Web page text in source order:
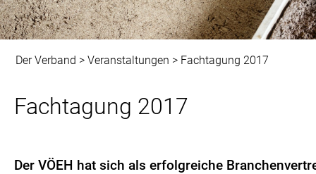
Der Verband > Veranstaltungen > Fachtagung 2017
Fachtagung 2017
Der VÖEH hat sich als erfolgreiche